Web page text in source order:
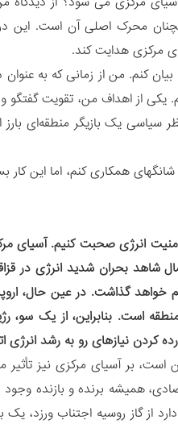
محرک اصلی آن است.
مرکزی هدایت کند.
کنم. من از زمانی که به
یکی از اهداف من، تقویت
سیاسی یک بازیگر منطقه‌ای
همکاری کنم، اما این کار
انرژی صحبت کنیم. آسیای
بحران شدید انرژی در
گذاشت. در عین حال،
است. بنابراین، از یک سو،
کردن نیازهای رو به رشد انرژی
است، بر آسیای مرکزی نیز
همیشه برنده و بازنده وجود
از گاز روسیه اجتناب ورزد،